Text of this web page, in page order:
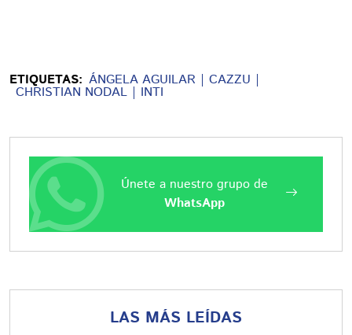
ETIQUETAS: ÁNGELA AGUILAR CAZZU
CHRISTIAN NODAL INTI
Únete a nuestro grupo de
WhatsApp
LAS MÁS LEÍDAS